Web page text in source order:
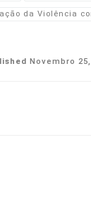
da Violência
Novembro 25,